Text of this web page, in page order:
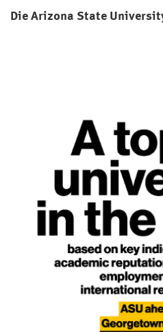
Die Arizona State